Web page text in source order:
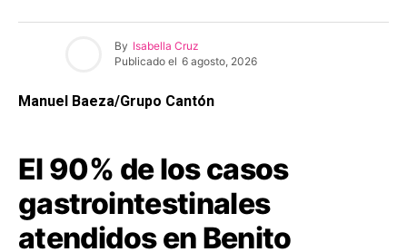
By Isabella Cruz
Publicado el 6 agosto, 2026
Manuel Baeza/Grupo Cantón
El 90% de los casos
gastrointestinales
atendidos en Benito